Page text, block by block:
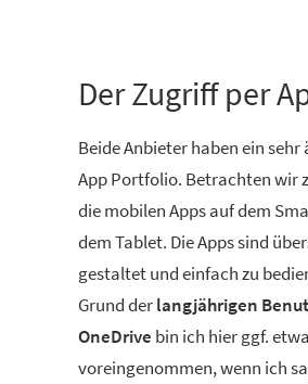
Der Zugriff per
Beide Anbieter haben ein sehr
App Portfolio. Betrachten wir
die mobilen Apps auf dem
dem Tablet. Die Apps sind
gestaltet und einfach zu
Grund derlangjährigen
OneDrive bin ich hier ggf.
voreingenommen, wenn ich